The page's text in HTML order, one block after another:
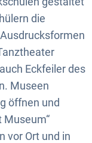
die
Eckfeiler des
Museen
öffnen und
Museum“
vor Ort und in